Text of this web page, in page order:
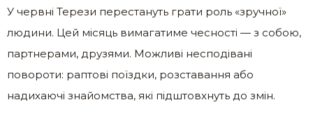
У червні Терези перестануть грати роль «зручної»
людини. Цей місяць вимагатиме чесності — з собою,
партнерами, друзями. Можливі несподівані
повороти: раптові поїздки, розставання або
надихаючі знайомства, які підштовхнуть до змін.